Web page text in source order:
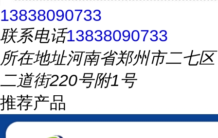
13838090733
联系电话13838090733
所在地址河南省郑州市二七区
二道街220号附1号
推荐产品